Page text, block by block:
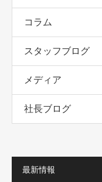
コラム
スタッフブログ
メディア
社長ブログ
最新情報